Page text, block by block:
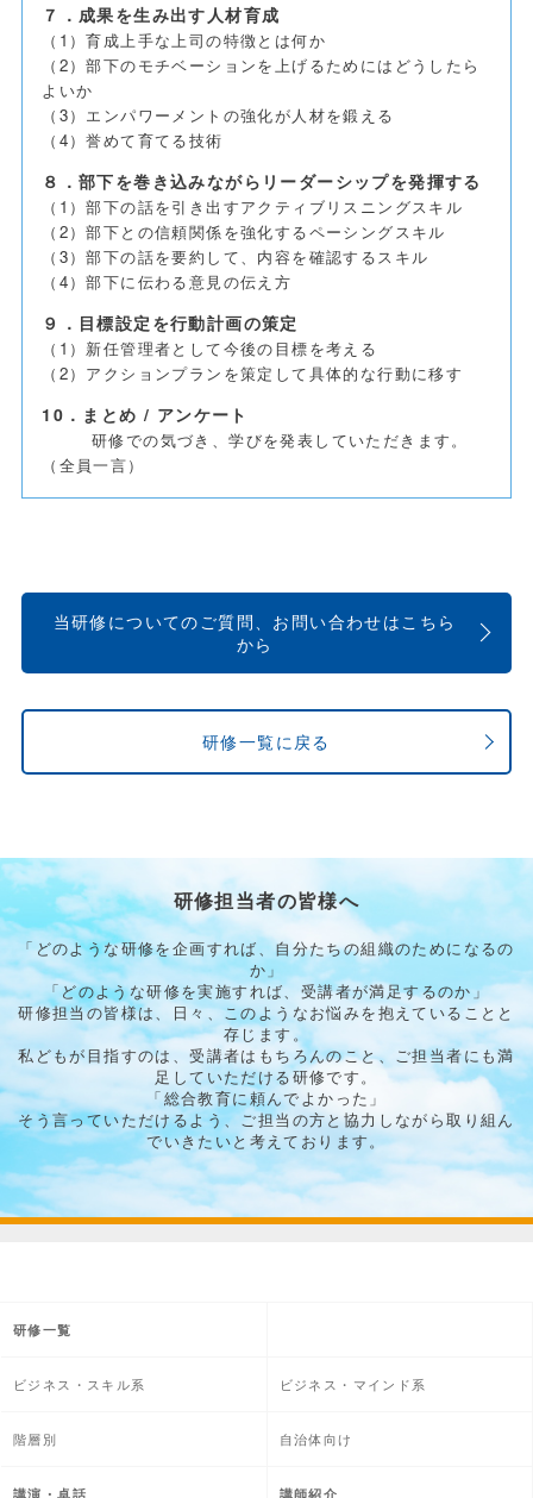
７．成果を生み出す人材育成
（1）育成上手な上司の特徴とは何か
（2）部下のモチベーションを上げるためにはどうしたら
よいか
（3）エンパワーメントの強化が人材を鍛える
（4）誉めて育てる技術
８．部下を巻き込みながらリーダーシップを発揮する
（1）部下の話を引き出すアクティブリスニングスキル
（2）部下との信頼関係を強化するペーシングスキル
（3）部下の話を要約して、内容を確認するスキル
（4）部下に伝わる意見の伝え方
９．目標設定を行動計画の策定
（1）新任管理者として今後の目標を考える
（2）アクションプランを策定して具体的な行動に移す
10．まとめ / アンケート
研修での気づき、学びを発表していただきます。
（全員一言）
当研修についてのご質問、お問い合わせはこちら
から
研修一覧に戻る
研修担当者の皆様へ
「どのような研修を企画すれば、自分たちの組織のためになるの
か」
「どのような研修を実施すれば、受講者が満足するのか」
研修担当の皆様は、日々、このようなお悩みを抱えていることと
存じます。
私どもが目指すのは、受講者はもちろんのこと、ご担当者にも満
足していただける研修です。
「総合教育に頼んでよかった」
そう言っていただけるよう、ご担当の方と協力しながら取り組ん
でいきたいと考えております。
研修一覧
ビジネス・スキル系 ビジネス・マインド系
階層別 自治体向け
講演・卓話 講師紹介